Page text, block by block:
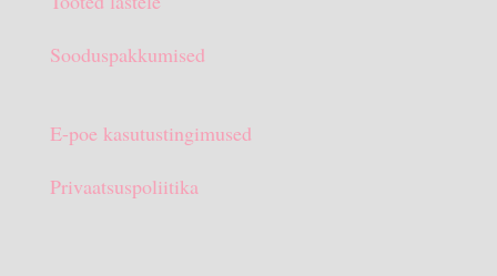
Sooduspakkumised
E-poe kasutustingimused
Privaatsuspoliitika